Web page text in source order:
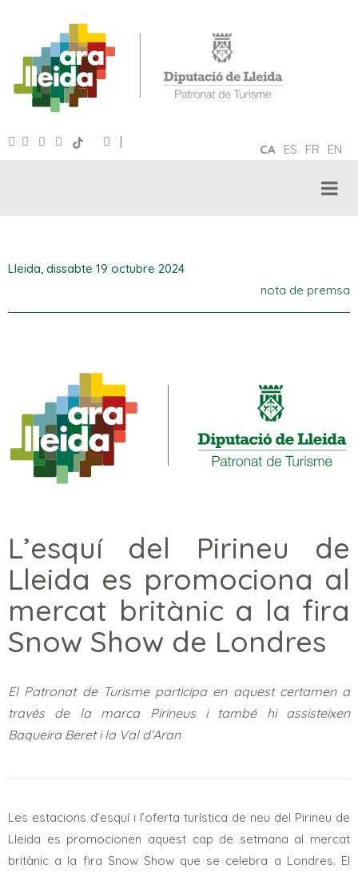
CA ES FR EN
|
Lleida, dissabte 19 octubre 2024
nota de premsa
L’esquí del Pirineu de
Lleida es promociona al
mercat britànic a la fira
Snow Show de Londres
El Patronat de Turisme participa en aquest certamen a
través de la marca Pirineus i també hi assisteixen
Baqueira Beret i la Val d’Aran
Les estacions d’esquí i l’oferta turística de neu del Pirineu de
Lleida es promocionen aquest cap de setmana al mercat
britànic a la fira Snow Show que se celebra a Londres. El